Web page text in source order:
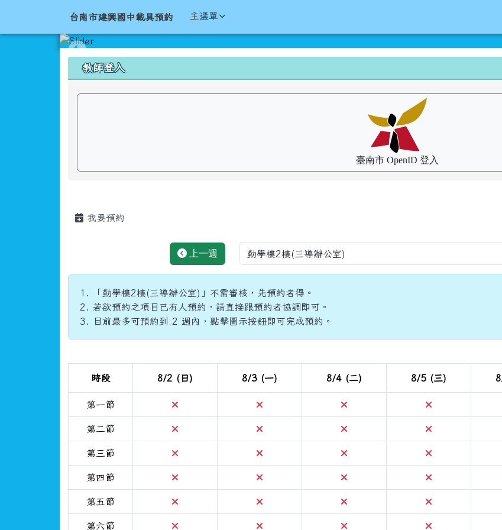
台南市建興國中載具預約
台南市建興國中載具預約 主選單
上中區域內容
教師登入
臺南市 OpenID 登入
我要預約
上一週 選擇預約項目，並跳轉至該項目預約畫面
選擇預約項目，並跳轉至該項目預約畫面
「勤學樓2樓(三導辦公室)」不需審核，先預約者得。
若欲預約之項目已有人預約，請直接跟預約者協調即可。
目前最多可預約到 2 週內，點擊圖示按鈕即可完成預約。
時段 8/2 (日) 8/3 (一) 8/4 (二) 8/5 (三)
第一節 不可預約 不可預約 不可預約 不可預約
第二節 不可預約 不可預約 不可預約 不可預約
第三節 不可預約 不可預約 不可預約 不可預約
第四節 不可預約 不可預約 不可預約 不可預約
第五節 不可預約 不可預約 不可預約 不可預約
第六節 不可預約 不可預約 不可預約 不可預約
頁尾區域